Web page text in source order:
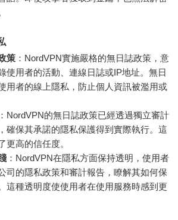
策 ：NordVPN實施嚴格的無日誌政策，意
使用者的活動、連線日誌或IP地址。無日
用者的線上隱私，防止個人資訊被濫用或
：NordVPN的無日誌政策已經透過獨立審計
確保其承諾的隱私保護得到實際執行。這
更高的信任度。
：NordVPN在隱私方面保持透明，使用者
司的隱私政策和審計報告，瞭解其如何保
這種透明度使使用者在使用服務時感到更